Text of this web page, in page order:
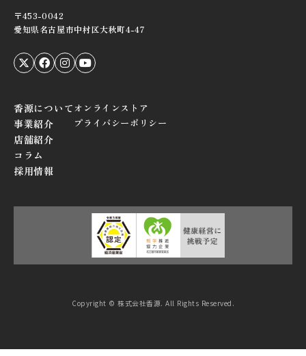
〒453-0042
愛知県名古屋市中村区大秋町4-47
香源について
事業紹介
店舗紹介
コラム
採用情報
オンラインストア
プライバシーポリシー
Copyright © 株式会社香源. All Rights Reserved.